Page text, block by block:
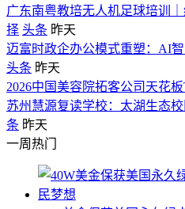
广东南粤教培无人机足球培训
择 头条 昨天
迈富时政企办公模式重塑：AI
头条 昨天
2026中国美容院拓客公司天花板
苏州慧源复读学校：太湖生态
条 昨天
一周热门